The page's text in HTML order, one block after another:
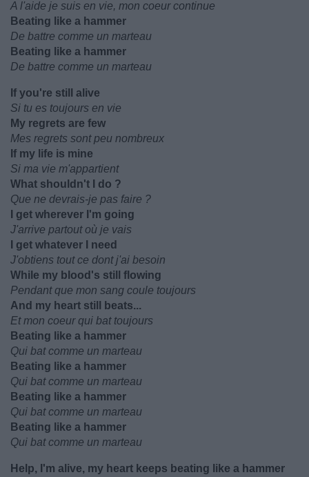
A l'aide je suis en vie, mon coeur continue
Beating like a hammer
De battre comme un marteau
Beating like a hammer
De battre comme un marteau
If you're still alive
Si tu es toujours en vie
My regrets are few
Mes regrets sont peu nombreux
If my life is mine
Si ma vie m'appartient
What shouldn't I do ?
Que ne devrais-je pas faire ?
I get wherever I'm going
J'arrive partout où je vais
I get whatever I need
J'obtiens tout ce dont j'ai besoin
While my blood's still flowing
Pendant que mon sang coule toujours
And my heart still beats...
Et mon coeur qui bat toujours
Beating like a hammer
Qui bat comme un marteau
Beating like a hammer
Qui bat comme un marteau
Beating like a hammer
Qui bat comme un marteau
Beating like a hammer
Qui bat comme un marteau
Help, I'm alive, my heart keeps beating like a hammer